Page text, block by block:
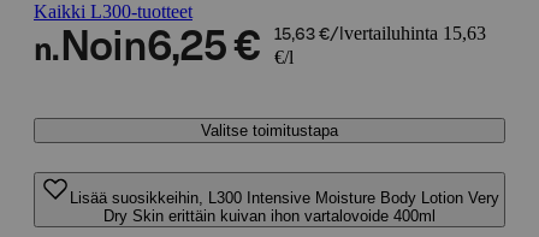
Kaikki L300-tuotteet
n. Noin6,25 € 15,63 €/l vertailuhinta 15,63
€/l
Valitse toimitustapa
Lisää suosikkeihin, L300 Intensive Moisture Body Lotion Very
Dry Skin erittäin kuivan ihon vartalovoide 400ml